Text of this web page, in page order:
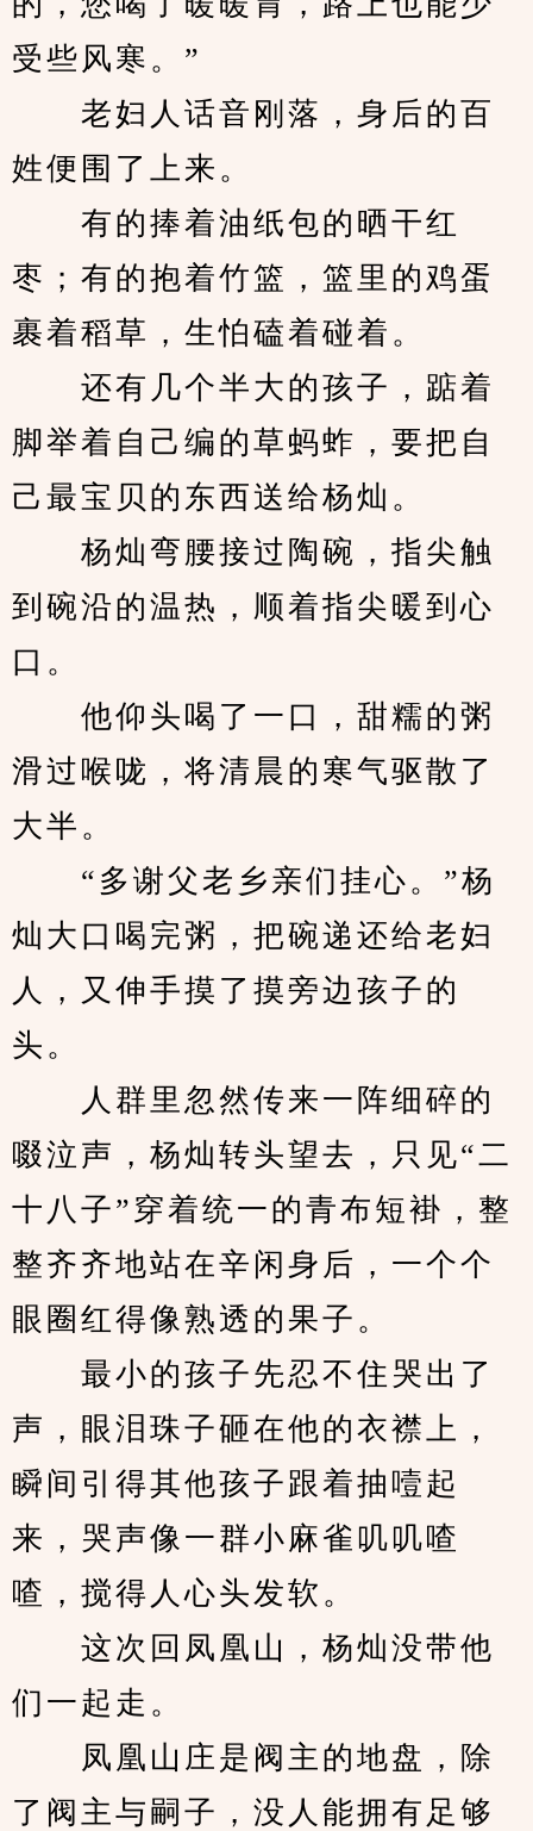
受些风寒。”
老妇人话音刚落，身后的百
姓便围了上来。
有的捧着油纸包的晒干红
枣；有的抱着竹篮，篮里的鸡蛋
裹着稻草，生怕磕着碰着。
还有几个半大的孩子，踮着
脚举着自己编的草蚂蚱，要把自
己最宝贝的东西送给杨灿。
杨灿弯腰接过陶碗，指尖触
到碗沿的温热，顺着指尖暖到心
口。
他仰头喝了一口，甜糯的粥
滑过喉咙，将清晨的寒气驱散了
大半。
“多谢父老乡亲们挂心。”杨
灿大口喝完粥，把碗递还给老妇
人，又伸手摸了摸旁边孩子的
头。
人群里忽然传来一阵细碎的
啜泣声，杨灿转头望去，只见“二
十八子”穿着统一的青布短褂，整
整齐齐地站在辛闲身后，一个个
眼圈红得像熟透的果子。
最小的孩子先忍不住哭出了
声，眼泪珠子砸在他的衣襟上，
瞬间引得其他孩子跟着抽噎起
来，哭声像一群小麻雀叽叽喳
喳，搅得人心头发软。
这次回凤凰山，杨灿没带他
们一起走。
凤凰山庄是阀主的地盘，除
了阀主与嗣子，没人能拥有足够